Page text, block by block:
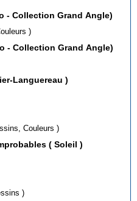
Go West Young Man ( Bamboo - Collection Grand Angle)
Couleurs )
Gunmen of the West ( Bamboo - Collection Grand Angle)
Languereau )
Dessins, Couleurs )
( Soleil )
Dessins )